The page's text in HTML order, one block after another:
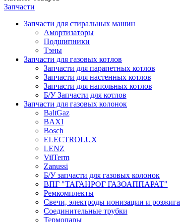
Запчасти
Запчасти для стиральных машин
Амортизаторы
Подшипники
Тэны
Запчасти для газовых котлов
Запчасти для парапетных котлов
Запчасти для настенных котлов
Запчасти для напольных котлов
Б/У Запчасти для котлов
Запчасти для газовых колонок
BaltGaz
BAXI
Bosch
ELECTROLUX
LENZ
VilTerm
Zanussi
Б/У запчасти для газовых колонок
ВПГ "ТАГАНРОГ ГАЗОАППАРАТ"
Ремкомплекты
Свечи, электроды ионизации и розжига
Соединительные трубки
Термопары